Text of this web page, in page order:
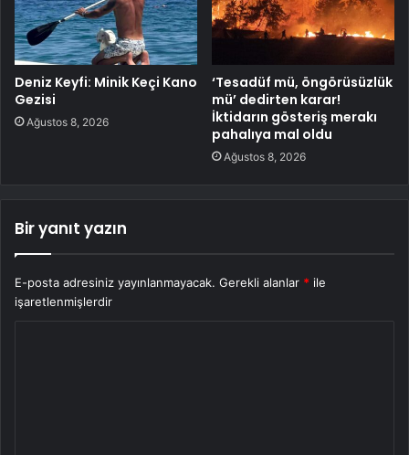
Deniz Keyfi: Minik Keçi Kano
Gezisi
Ağustos 8, 2026
‘Tesadüf mü, öngörüsüzlük
mü’ dedirten karar!
İktidarın gösteriş merakı
pahalıya mal oldu
Ağustos 8, 2026
Bir yanıt yazın
E-posta adresiniz yayınlanmayacak. Gerekli alanlar * ile
işaretlenmişlerdir